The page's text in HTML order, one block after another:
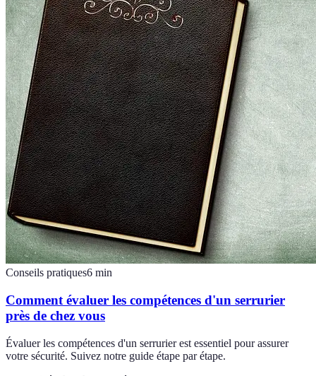
Conseils pratiques6 min
Comment évaluer les compétences d'un serrurier
près de chez vous
Évaluer les compétences d'un serrurier est essentiel pour assurer
votre sécurité. Suivez notre guide étape par étape.